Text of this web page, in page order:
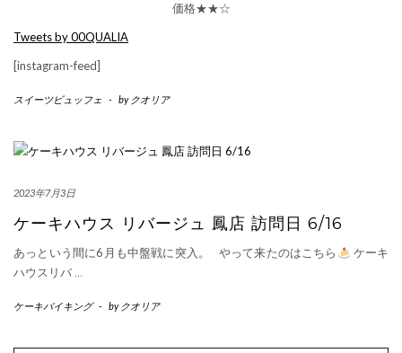
価格★★☆
Tweets by 00QUALIA
[instagram-feed]
スイーツビュッフェ - by クオリア
2023年7月3日
ケーキハウス リバージュ 鳳店 訪問日 6/16
あっという間に6月も中盤戦に突入。 やって来たのはこちら
ケーキ
ハウスリバ…
ケーキバイキング - by クオリア